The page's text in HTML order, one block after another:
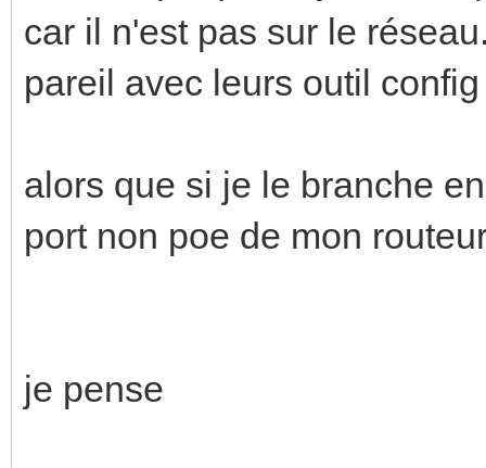
car il n'est pas sur le
pareil avec leurs outil
alors que si je le branche
port non poe de mon
je pense